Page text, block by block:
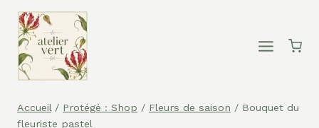
Aller
contenu
Accueil / Protégé : Shop / Fleurs de saison / Bouquet du
fleuriste pastel